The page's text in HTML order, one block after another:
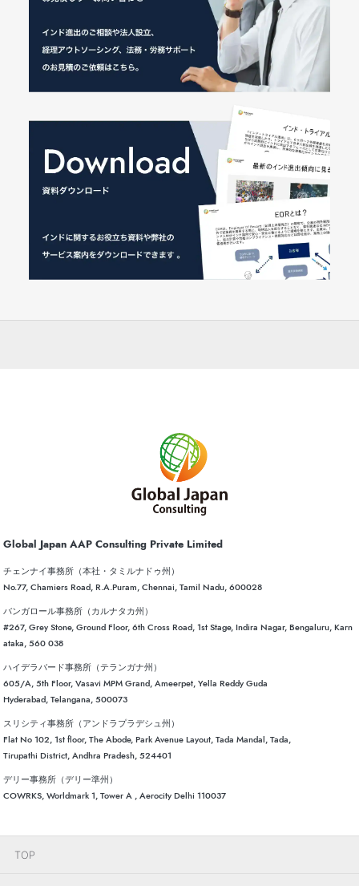
Global Japan AAP Consulting Private Limited
チェンナイ事務所（本社・タミルナドゥ州）
No.77, Chamiers Road, R.A.Puram, Chennai, Tamil Nadu, 600028
バンガロール事務所（カルナタカ州）
#267, Grey Stone, Ground Floor, 6th Cross Road, 1st Stage, Indira Nagar, Bengaluru, Karn
ataka, 560 038
ハイデラバード事務所（テランガナ州）
605/A, 5th Floor, Vasavi MPM Grand, Ameerpet, Yella Reddy Guda
Hyderabad, Telangana, 500073
スリシティ事務所（アンドラプラデシュ州）
Flat No 102, 1st floor, The Abode, Park Avenue Layout, Tada Mandal, Tada,
Tirupathi District, Andhra Pradesh, 524401
デリー事務所（デリー準州）
COWRKS, Worldmark 1, Tower A , Aerocity Delhi 110037
TOP